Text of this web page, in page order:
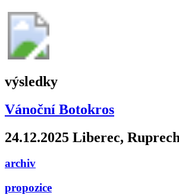
výsledky
Vánoční Botokros
24.12.2025 Liberec,
archiv
propozice